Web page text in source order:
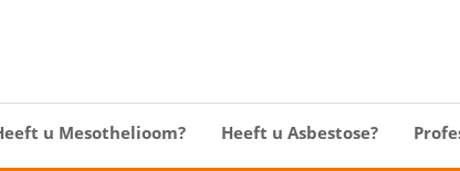
u Mesothelioom? Heeft u Asbestose?